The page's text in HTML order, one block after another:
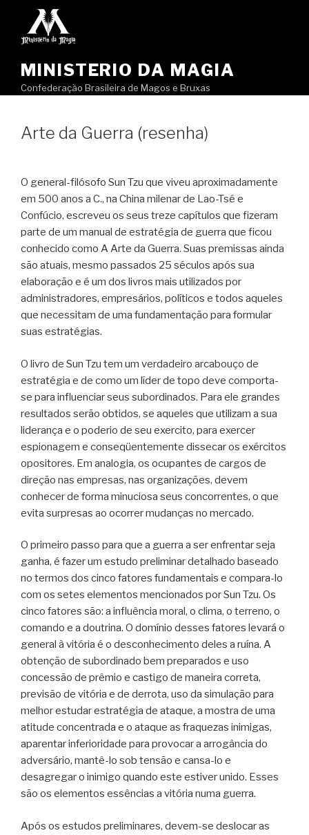
MINISTERIO DA MAGIA
Confederação Brasileira de Magos e Bruxas
Arte da Guerra (resenha)
O general-filósofo Sun Tzu que viveu aproximadamente
em 500 anos a C., na China milenar de Lao-Tsé e
Confúcio, escreveu os seus treze capítulos que fizeram
parte de um manual de estratégia de guerra que ficou
conhecido como A Arte da Guerra. Suas premissas ainda
são atuais, mesmo passados 25 séculos após sua
elaboração e é um dos livros mais utilizados por
administradores, empresários, políticos e todos aqueles
que necessitam de uma fundamentação para formular
suas estratégias.
O livro de Sun Tzu tem um verdadeiro arcabouço de
estratégia e de como um líder de topo deve comporta-
se para influenciar seus subordinados. Para ele grandes
resultados serão obtidos, se aqueles que utilizam a sua
liderança e o poderio de seu exercito, para exercer
espionagem e conseqüentemente dissecar os exércitos
opositores. Em analogia, os ocupantes de cargos de
direção nas empresas, nas organizações, devem
conhecer de forma minuciosa seus concorrentes, o que
evita surpresas ao ocorrer mudanças no mercado.
O primeiro passo para que a guerra a ser enfrentar seja
ganha, é fazer um estudo preliminar detalhado baseado
no termos dos cinco fatores fundamentais e compara-lo
com os setes elementos mencionados por Sun Tzu. Os
cinco fatores são: a influência moral, o clima, o terreno, o
comando e a doutrina. O domínio desses fatores levará o
general à vitória é o desconhecimento deles a ruína. A
obtenção de subordinado bem preparados e uso
concessão de prêmio e castigo de maneira correta,
previsão de vitória e de derrota, uso da simulação para
melhor estudar estratégia de ataque, a mostra de uma
atitude concentrada e o ataque as fraquezas inimigas,
aparentar inferioridade para provocar a arrogância do
adversário, mantê-lo sob tensão e cansa-lo e
desagregar o inimigo quando este estiver unido. Esses
são os elementos essências a vitória numa guerra.
Após os estudos preliminares, devem-se deslocar as